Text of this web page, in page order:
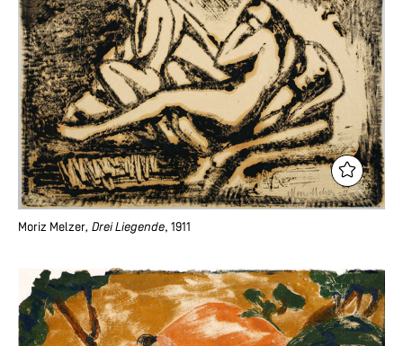
Moriz Melzer, Drei Liegende, 1911